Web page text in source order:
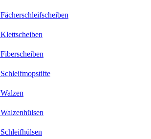
Fächerschleifscheiben
Klettscheiben
Fiberscheiben
Schleifmopstifte
Walzen
Walzenhülsen
Schleifhülsen